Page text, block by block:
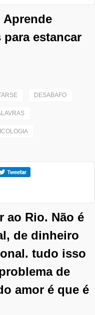
Aprende
para estancar
DESABAFO
ao Rio. Não é
de dinheiro
tudo isso
de
amor é que é